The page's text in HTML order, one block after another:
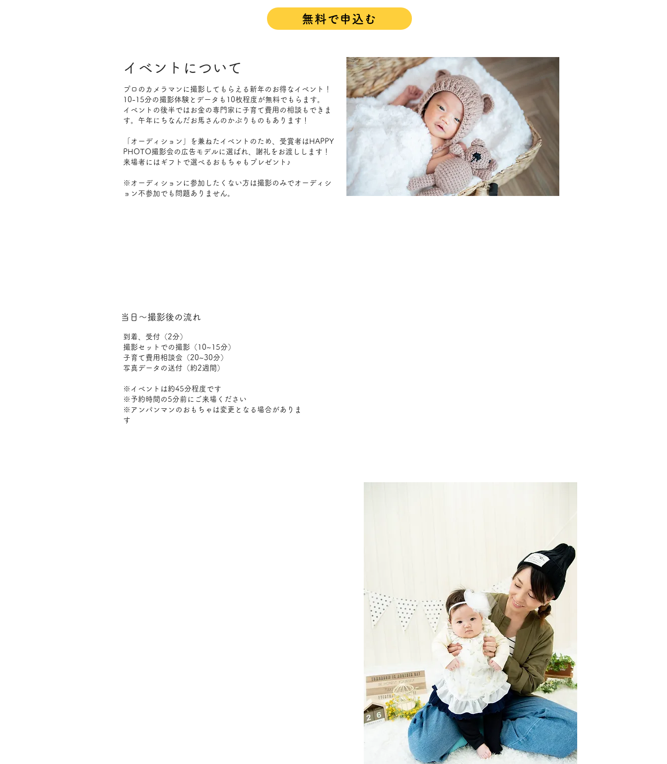
無料で申込む
プロのカメラマンに撮影してもらえる新年のお得なイベント！
10-15分の撮影体験とデータも10枚程度が無料でもらます。
イベントの後半ではお金の専門家に子育て費用の相談もできま
す。午年にちなんだお馬さんのかぶりものもあります！
​「オーディション」を兼ねたイベントのため、受賞者はHAPPY
PHOTO撮影会の広告モデルに選ばれ、謝礼をお渡しします！
​来場者にはギフトで選べるおもちゃもプレゼント♪
※オーディションに参加したくない方は撮影のみでオーディシ
ョン不参加でも問題ありません。
​イベントについて
到着、受付（2分）
撮影セットでの撮影（10~15分）
​子育て費用相談会（20~30分）
写真データの送付（約2週間）
※イベントは約45分程度です
※予約時間の5分前にご来場ください
​※アンパンマンのおもちゃは変更となる場合がありま
す
​当日〜撮影後の流れ